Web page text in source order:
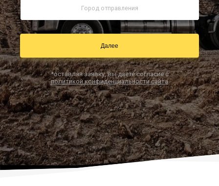
sale@simtruck-negabarit.ru
Заказать звонок
Далее
*оставляя заявку, вы даете согласие с
политикой конфиденциальности сайта